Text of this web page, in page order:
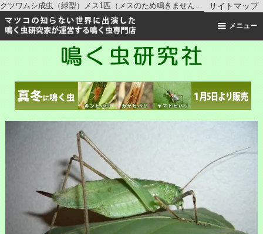
クツワムシ成虫（緑型）メス1匹（メスのため鳴きません）【ご入金後２日以内に発送】 ｜ キリギリスの仲間 ｜鳴く虫研究社 | スズムシ マツムシ キリギリス 通販 サイトマップ
メニュー